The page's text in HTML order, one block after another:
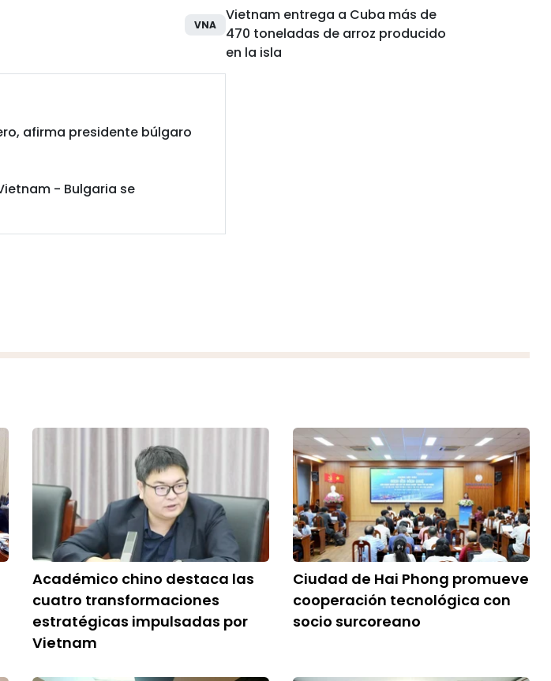
VNA
afirma presidente búlgaro
- Bulgaria se
Vietnam entrega a Cuba más de
470 toneladas de arroz producido
en la isla
Académico chino destaca las
cuatro transformaciones
estratégicas impulsadas por
Vietnam
Ciudad de Hai Phong promueve
cooperación tecnológica con
socio surcoreano